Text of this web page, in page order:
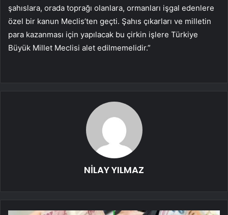
şahıslara, orada toprağı olanlara, ormanları işgal edenlere
özel bir kanun Meclis’ten geçti. Şahıs çıkarları ve milletin
para kazanması için yapılacak bu çirkin işlere Türkiye
Büyük Millet Meclisi alet edilmemelidir.”
NİLAY YILMAZ